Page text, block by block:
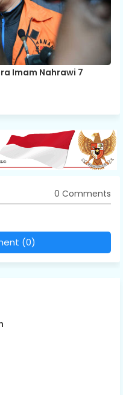
Imam Nahrawi 7
0 Comments
(0)